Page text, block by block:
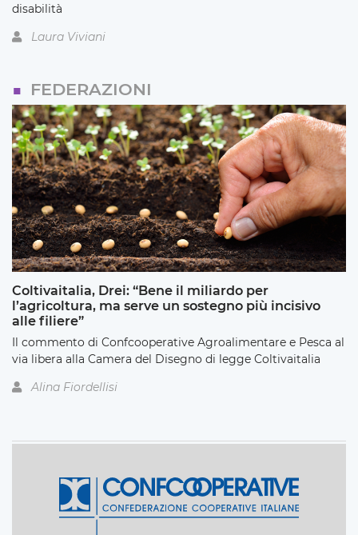
disabilità
Laura Viviani
FEDERAZIONI
Coltivaitalia, Drei: “Bene il miliardo per
l’agricoltura, ma serve un sostegno più incisivo
alle filiere”
Il commento di Confcooperative Agroalimentare e Pesca al
via libera alla Camera del Disegno di legge Coltivaitalia
Alina Fiordellisi